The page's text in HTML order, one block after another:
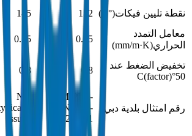
نقطة تليين فيكات(
°C
)
152
145
معامل التمدد
الحراري(
mm/m·K
)
0.15
0.15
تخفيض الضغط عند
50°C
(factor)
0.8
0.8
رقم امتثال بلدية دبي
DM-PPR-
DIN8077-
2024-001
Not
issued